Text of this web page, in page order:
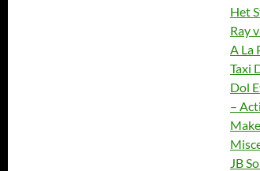
Het
Ray
A La
Taxi
Dol
–
JB